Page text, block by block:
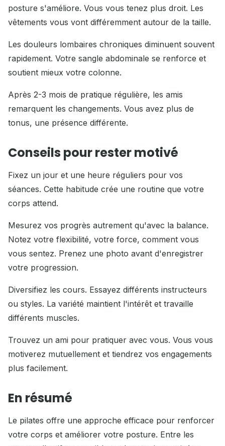
posture s'améliore. Vous vous tenez plus droit. Les
vêtements vous vont différemment autour de la taille.
Les douleurs lombaires chroniques diminuent souvent
rapidement. Votre sangle abdominale se renforce et
soutient mieux votre colonne.
Après 2-3 mois de pratique régulière, les amis
remarquent les changements. Vous avez plus de
tonus, une présence différente.
Conseils pour rester motivé
Fixez un jour et une heure réguliers pour vos
séances. Cette habitude crée une routine que votre
corps attend.
Mesurez vos progrès autrement qu'avec la balance.
Notez votre flexibilité, votre force, comment vous
vous sentez. Prenez une photo avant d'enregistrer
votre progression.
Diversifiez les cours. Essayez différents instructeurs
ou styles. La variété maintient l'intérêt et travaille
différents muscles.
Trouvez un ami pour pratiquer avec vous. Vous vous
motiverez mutuellement et tiendrez vos engagements
plus facilement.
En résumé
Le pilates offre une approche efficace pour renforcer
votre corps et améliorer votre posture. Entre les